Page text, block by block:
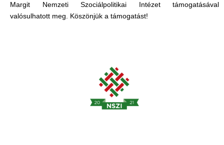
Margit Nemzeti Szociálpolitikai Intézet támogatásával
valósulhatott meg. Köszönjük a támogatást!